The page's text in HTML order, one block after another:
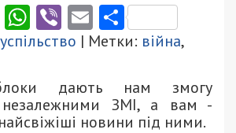
Twitter
WhatsApp
ViberEmail
| Метки: війна,
дають нам змогу
незалежними ЗМІ, а вам -
новини під ними.